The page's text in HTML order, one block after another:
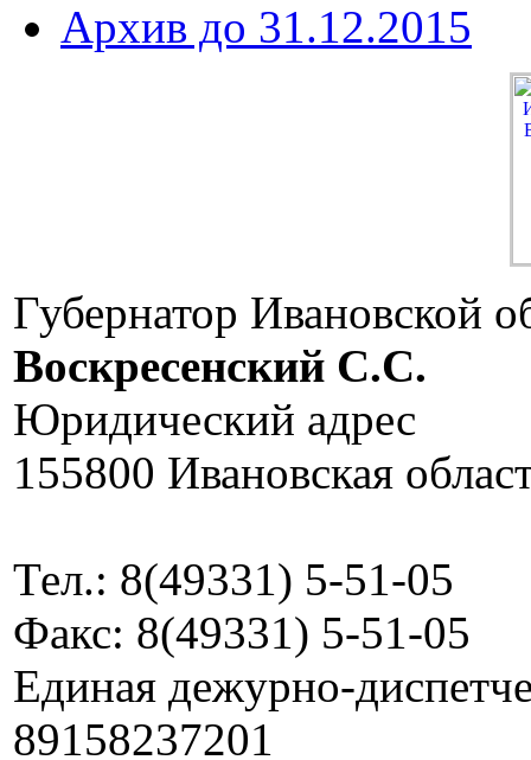
Архив до 31.12.2015
Губернатор Ивановской
Воскресенский C.C.
Юридический адрес
155800 Ивановская
Тел.: 8(49331) 5-51-05
Факс: 8(49331) 5-51-05
Единая дежурно-
89158237201